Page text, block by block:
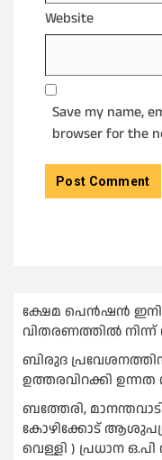
Website
Save my name,
browser for the
ക്ഷേമ പെൻഷൻ ഇനി
വിതരണത്തില്‍
ബിരുദ
ഉത്തരവിറക്കി ഉന്നത
ബത്തേരി,
കോഴിക്കോട്
വെള്ളി ) പ്രധാന